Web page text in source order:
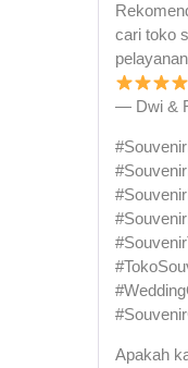
cari toko
— Dwi &
Apakah